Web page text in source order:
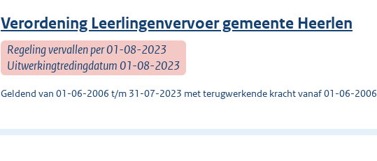
Verordening Leerlingenvervoer gemeente Heerlen
Regeling vervallen per 01-08-2023
Uitwerkingtredingdatum 01-08-2023
Geldend van 01-06-2006 t/m 31-07-2023 met terugwerkende kracht vanaf 01-06-2006